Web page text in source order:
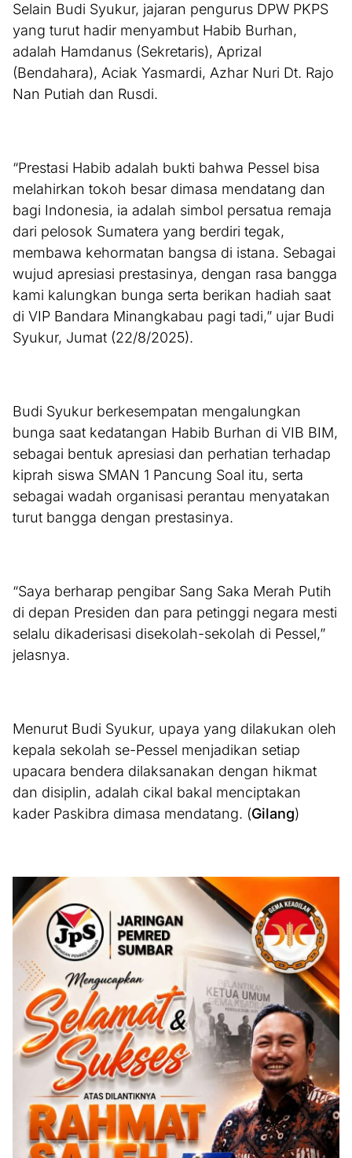
Selain Budi Syukur, jajaran pengurus DPW PKPS
yang turut hadir menyambut Habib Burhan,
adalah Hamdanus (Sekretaris), Aprizal
(Bendahara), Aciak Yasmardi, Azhar Nuri Dt. Rajo
Nan Putiah dan Rusdi.
“Prestasi Habib adalah bukti bahwa Pessel bisa
melahirkan tokoh besar dimasa mendatang dan
bagi Indonesia, ia adalah simbol persatua remaja
dari pelosok Sumatera yang berdiri tegak,
membawa kehormatan bangsa di istana. Sebagai
wujud apresiasi prestasinya, dengan rasa bangga
kami kalungkan bunga serta berikan hadiah saat
di VIP Bandara Minangkabau pagi tadi,” ujar Budi
Syukur, Jumat (22/8/2025).
Budi Syukur berkesempatan mengalungkan
bunga saat kedatangan Habib Burhan di VIB BIM,
sebagai bentuk apresiasi dan perhatian terhadap
kiprah siswa SMAN 1 Pancung Soal itu, serta
sebagai wadah organisasi perantau menyatakan
turut bangga dengan prestasinya.
“Saya berharap pengibar Sang Saka Merah Putih
di depan Presiden dan para petinggi negara mesti
selalu dikaderisasi disekolah-sekolah di Pessel,”
jelasnya.
Menurut Budi Syukur, upaya yang dilakukan oleh
kepala sekolah se-Pessel menjadikan setiap
upacara bendera dilaksanakan dengan hikmat
dan disiplin, adalah cikal bakal menciptakan
kader Paskibra dimasa mendatang. (Gilang)